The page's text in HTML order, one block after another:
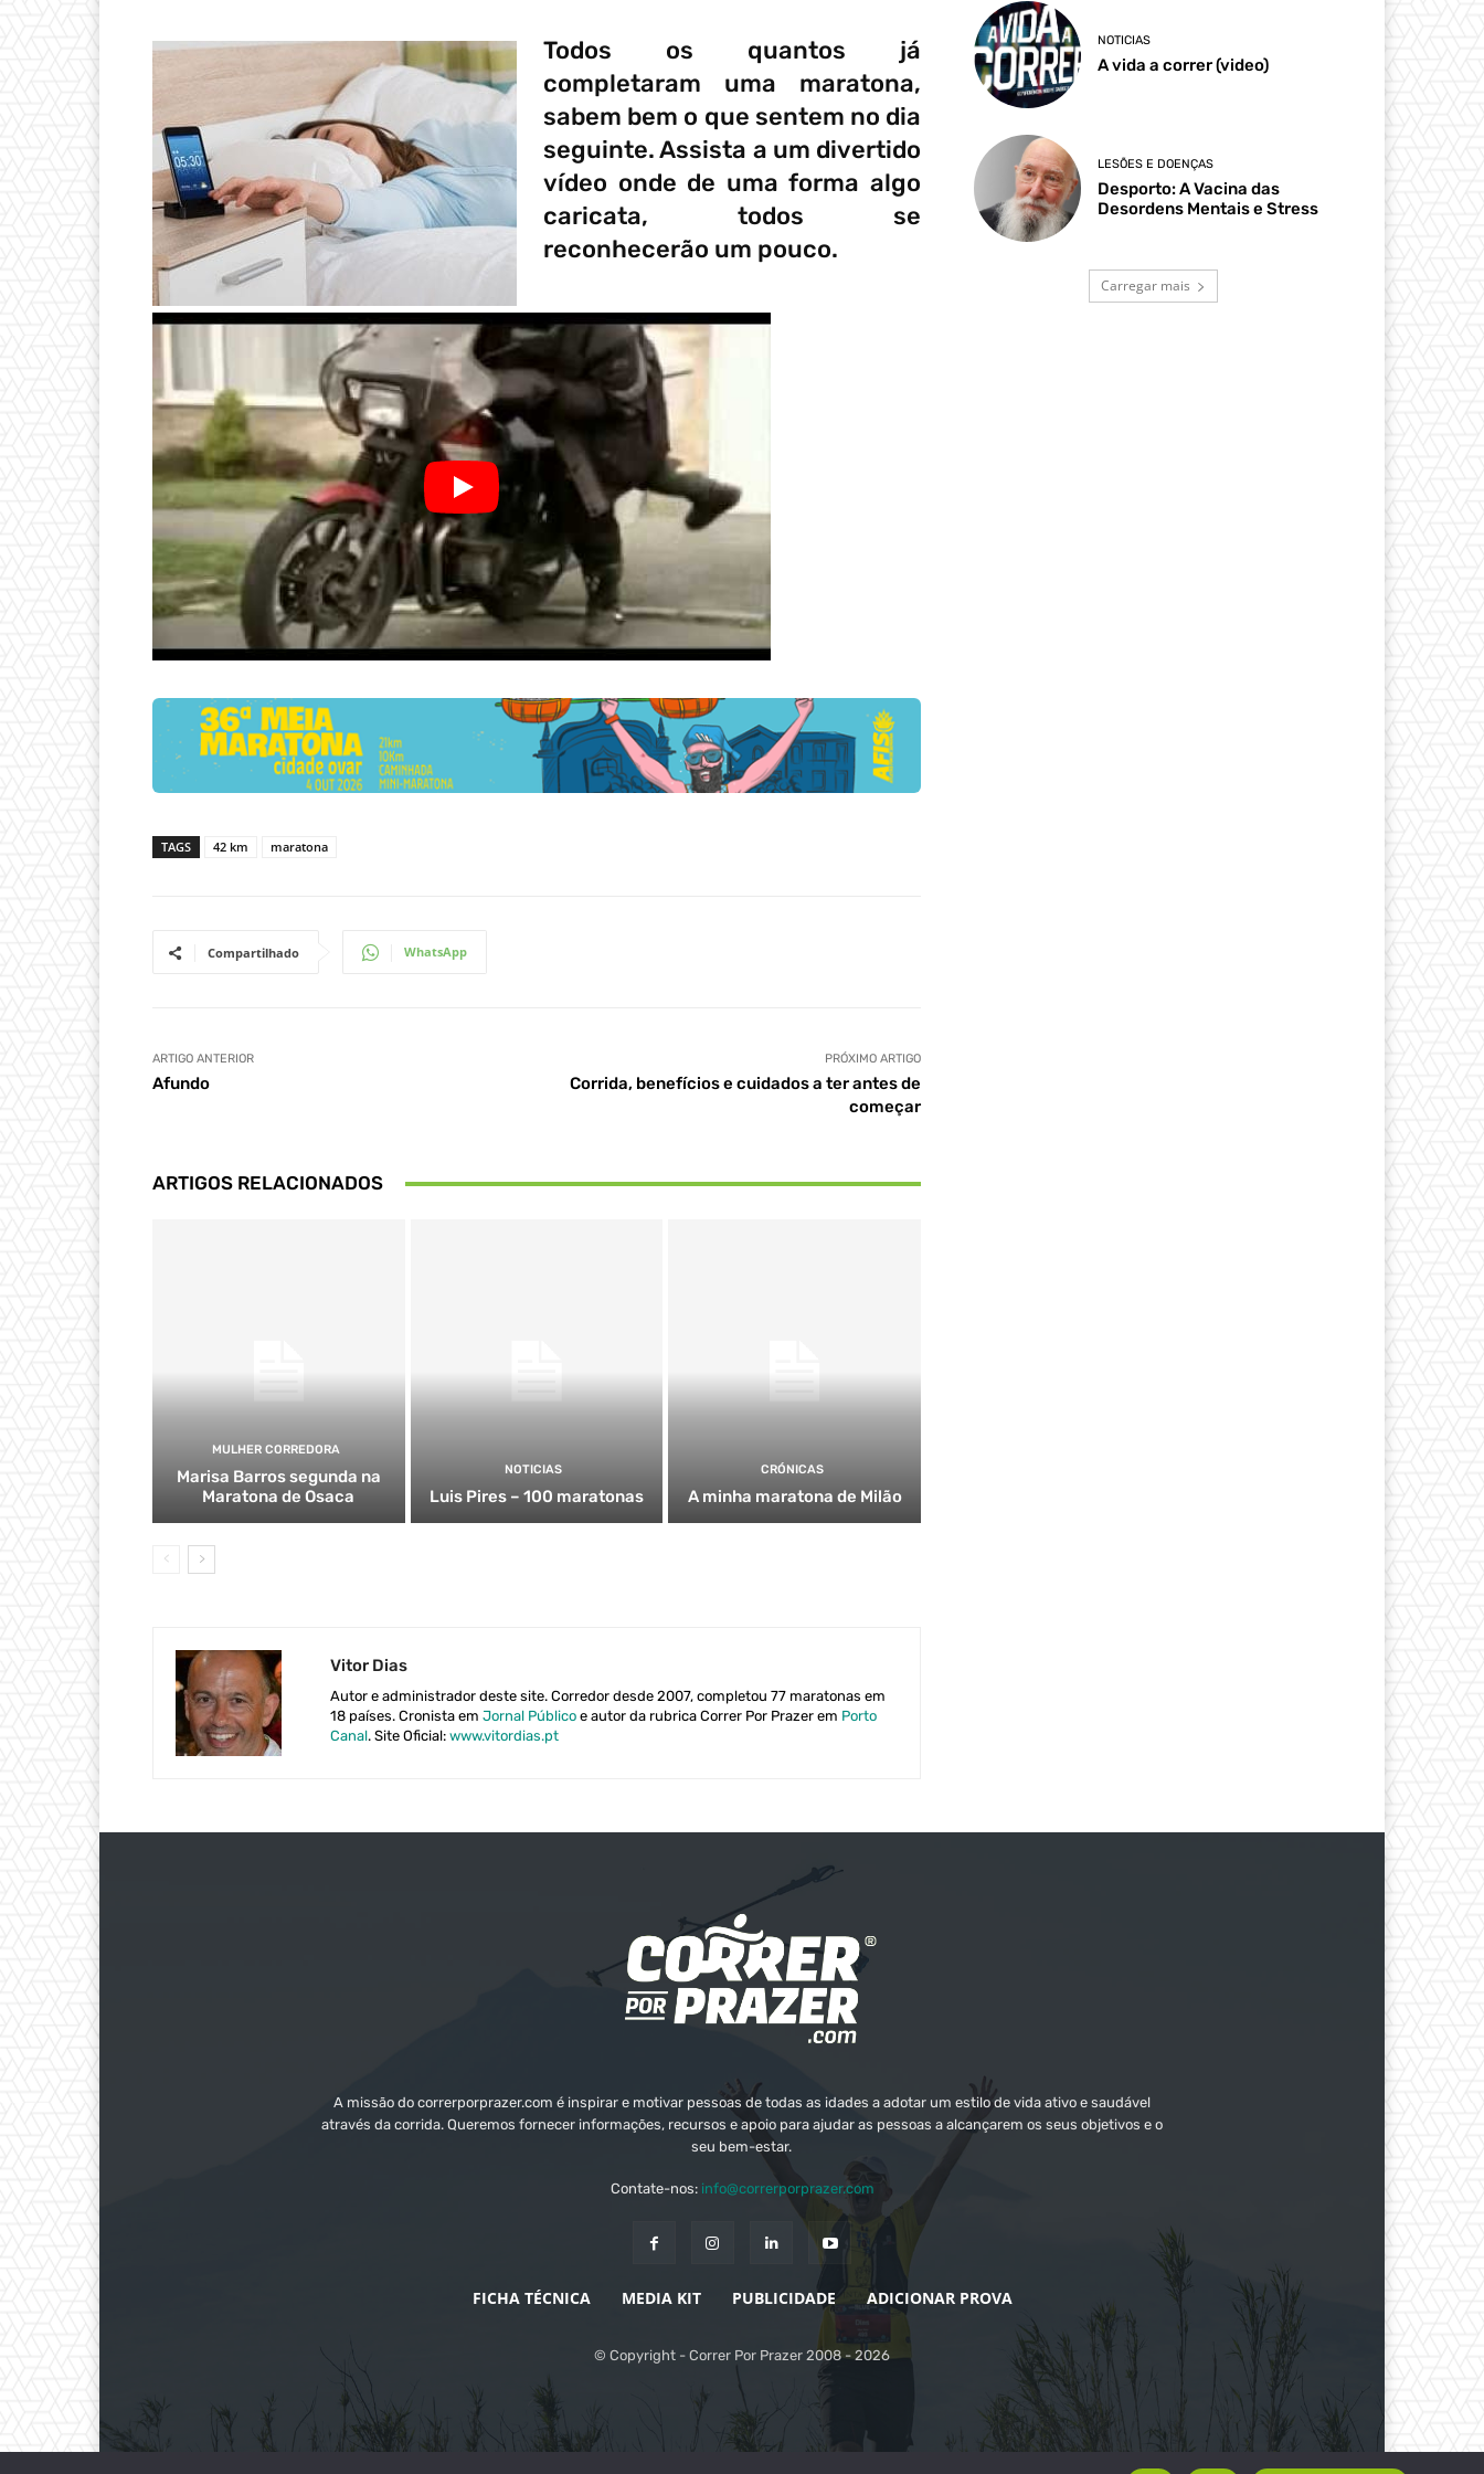
Todos os quantos já
completaram uma maratona,
sabem bem o que sentem no dia
seguinte. Assista a um divertido
vídeo onde de uma forma algo
caricata, todos se
reconhecerão um pouco.
TAGS 42 km maratona
Compartilhado WhatsApp
ARTIGO ANTERIOR
Afundo
PRÓXIMO ARTIGO
Corrida, benefícios e cuidados a ter antes de
começar
ARTIGOS RELACIONADOS
MULHER CORREDORA
Marisa Barros segunda na
Maratona de Osaca
NOTICIAS
Luis Pires – 100 maratonas
CRÓNICAS
A minha maratona de Milão
Vitor Dias
Autor e administrador deste site. Corredor desde 2007, completou 77 maratonas em
18 países. Cronista em Jornal Público e autor da rubrica Correr Por Prazer em Porto
Canal. Site Oficial: www.vitordias.pt
NOTICIAS
A vida a correr (video)
LESÕES E DOENÇAS
Desporto: A Vacina das
Desordens Mentais e Stress
Carregar mais
A missão do correrporprazer.com é inspirar e motivar pessoas de todas as idades a adotar um estilo de vida ativo e saudável
através da corrida. Queremos fornecer informações, recursos e apoio para ajudar as pessoas a alcançarem os seus objetivos e o
seu bem-estar.
Contate-nos: info@correrporprazer.com
FICHA TÉCNICA MEDIA KIT PUBLICIDADE ADICIONAR PROVA
© Copyright - Correr Por Prazer 2008 - 2026